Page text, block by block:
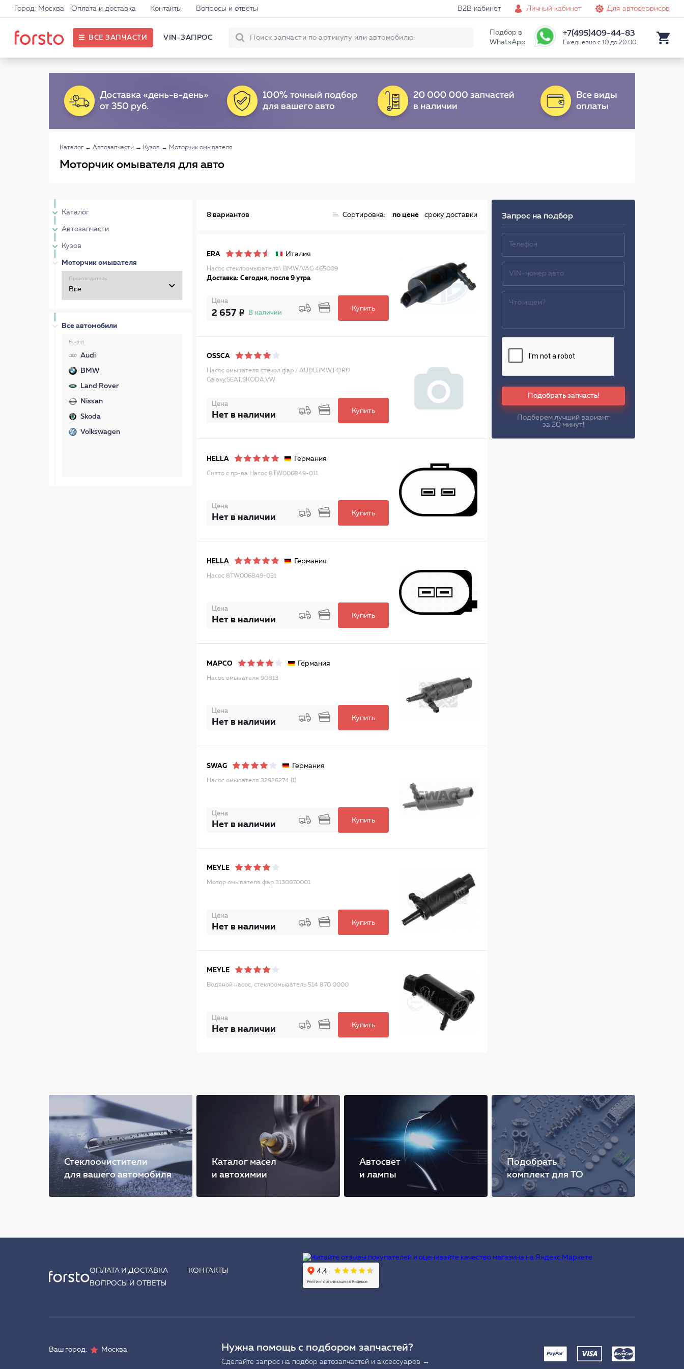
Город: Москва Оплата и доставка Контакты Вопросы и ответы B2B кабинет Личный кабинет Для автосервисов
ВСЕ ЗАПЧАСТИ VIN-ЗАПРОС
Подбор в
WhatsApp
+7(495)409-44-83
Ежедневно с 10 до 20:00
Каталог → Автозапчасти → Кузов → Моторчик омывателя
Моторчик омывателя для авто
Каталог
Автозапчасти
Кузов
Моторчик омывателя
Производитель
Все автомобили
Бренд
Audi
BMW
Land Rover
Nissan
Skoda
Volkswagen
8 вариантов Сортировка: по цене сроку доставки
ERA Италия
Насос стеклоомывателя\ BMW/VAG 465009
Доставка: Сегодня, после 9 утра
Цена
2 657 В наличии
Купить
OSSCA
Насос омывателя стекол фар / AUDI,BMW,FORD
Galaxy,SEAT,SKODA,VW
Цена
Нет в наличии Купить
HELLA Германия
Снято с пр-ва Насос 8TW006849-011
Цена
Нет в наличии Купить
HELLA Германия
Насос 8TW006849-031
Цена
Нет в наличии Купить
MAPCO Германия
Насос омывателя 90813
Цена
Нет в наличии Купить
SWAG Германия
Насос омывателя 32926274 (1)
Цена
Нет в наличии Купить
MEYLE
Мотор омывателя фар 3130670001
Цена
Нет в наличии Купить
MEYLE
Водяной насос, стеклоомыватель 514 870 0000
Цена
Нет в наличии Купить
Запрос на подбор
Подобрать запчасть!
Подберем лучший вариант
за 20 минут!
Стеклоочистители
для вашего автомобиля
Каталог масел
и автохимии
Автосвет
и лампы
Подобрать
комплект для ТО
ОПЛАТА И ДОСТАВКА
КОНТАКТЫ
ВОПРОСЫ И ОТВЕТЫ
Ваш город: Москва Нужна помощь с подбором запчастей?
Сделайте запрос на подбор автозапчастей и аксессуаров →